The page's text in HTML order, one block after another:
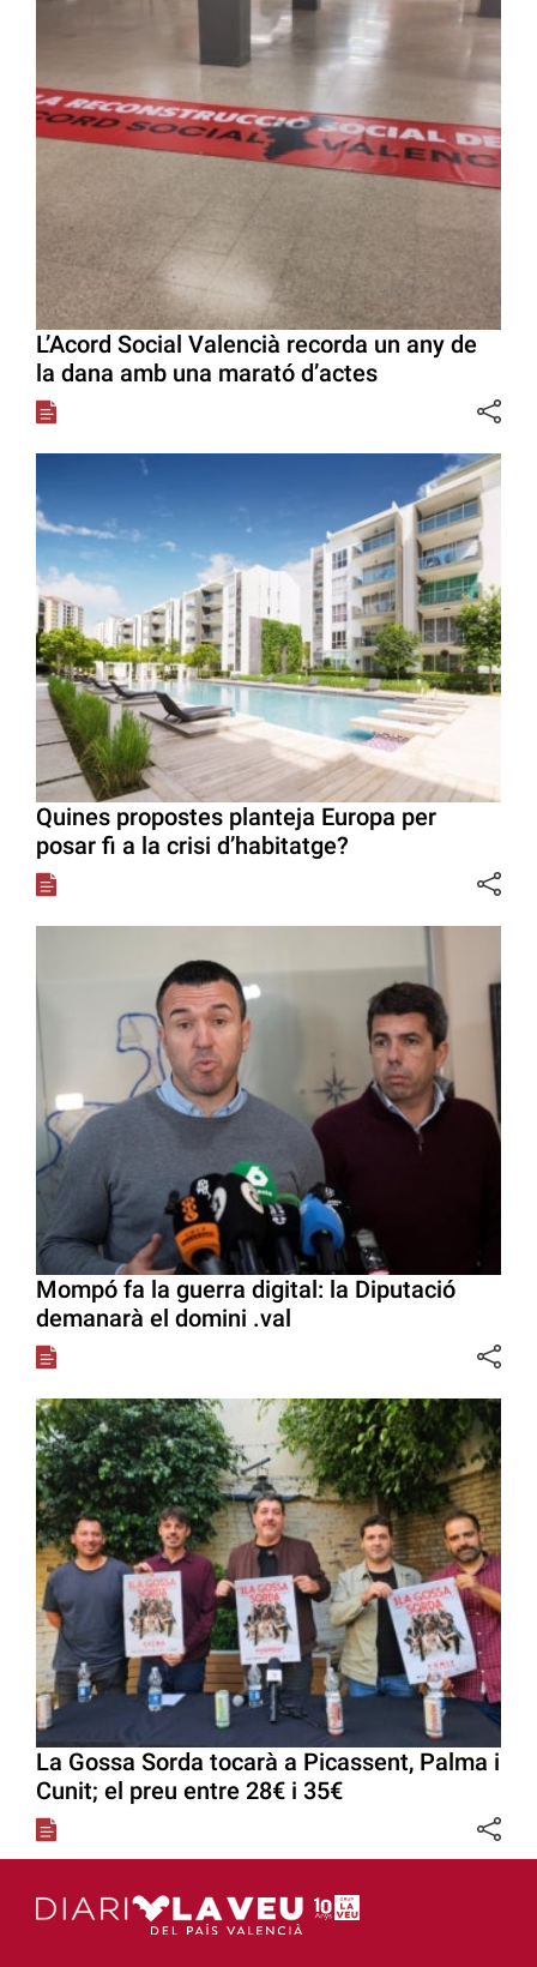
L’Acord Social Valencià recorda un any de
la dana amb una marató d’actes
Quines propostes planteja Europa per
posar fi a la crisi d’habitatge?
Mompó fa la guerra digital: la Diputació
demanarà el domini .val
La Gossa Sorda tocarà a Picassent, Palma i
Cunit; el preu entre 28€ i 35€